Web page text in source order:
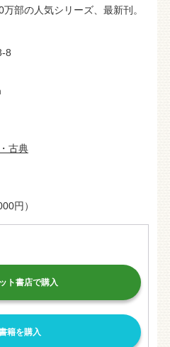
部の人気シリーズ、最新刊。
8
古典
円）
ト書店で購入
籍を購入